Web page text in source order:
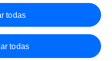
todas
todas